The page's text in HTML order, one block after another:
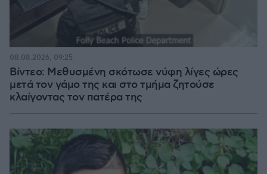
Βίντεο: Μεθυσμένη σκότωσε νύφη λίγες ώρες
μετά τον γάμο της και στο τμήμα ζητούσε
κλαίγοντας τον πατέρα της
08.08.2026, 09:25